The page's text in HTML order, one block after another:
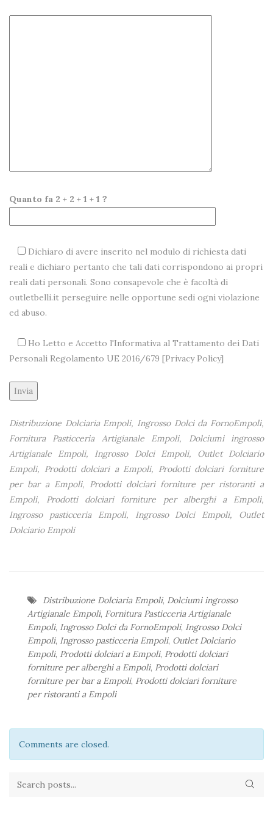
Quanto fa 2 + 2 + 1 + 1 ?
Dichiaro di avere inserito nel modulo di richiesta dati
reali e dichiaro pertanto che tali dati corrispondono ai propri
reali dati personali. Sono consapevole che è facoltà di
outletbelli.it perseguire nelle opportune sedi ogni violazione
ed abuso.
Ho Letto e Accetto l'Informativa al Trattamento dei Dati
Personali Regolamento UE 2016/679 [Privacy Policy]
Alternative:
Distribuzione Dolciaria Empoli, Ingrosso Dolci da FornoEmpoli,
Fornitura Pasticceria Artigianale Empoli, Dolciumi ingrosso
Artigianale Empoli, Ingrosso Dolci Empoli, Outlet Dolciario
Empoli, Prodotti dolciari a Empoli, Prodotti dolciari forniture
per bar a Empoli, Prodotti dolciari forniture per ristoranti a
Empoli, Prodotti dolciari forniture per alberghi a Empoli,
Ingrosso pasticceria Empoli, Ingrosso Dolci Empoli, Outlet
Dolciario Empoli
Distribuzione Dolciaria Empoli, Dolciumi ingrosso
Artigianale Empoli, Fornitura Pasticceria Artigianale
Empoli, Ingrosso Dolci da FornoEmpoli, Ingrosso Dolci
Empoli, Ingrosso pasticceria Empoli, Outlet Dolciario
Empoli, Prodotti dolciari a Empoli, Prodotti dolciari
forniture per alberghi a Empoli, Prodotti dolciari
forniture per bar a Empoli, Prodotti dolciari forniture
per ristoranti a Empoli
Comments are closed.